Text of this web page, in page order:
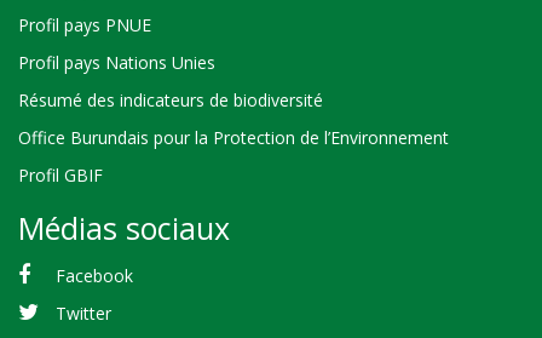
Profil pays PNUE
Profil pays Nations Unies
Résumé des indicateurs de biodiversité
Office Burundais pour la Protection de l’Environnement
Profil GBIF
Médias sociaux
Facebook
Twitter